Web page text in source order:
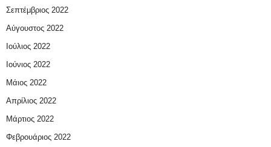
Σεπτέμβριος 2022
Αύγουστος 2022
Ιούλιος 2022
Ιούνιος 2022
Μάιος 2022
Απρίλιος 2022
Μάρτιος 2022
Φεβρουάριος 2022